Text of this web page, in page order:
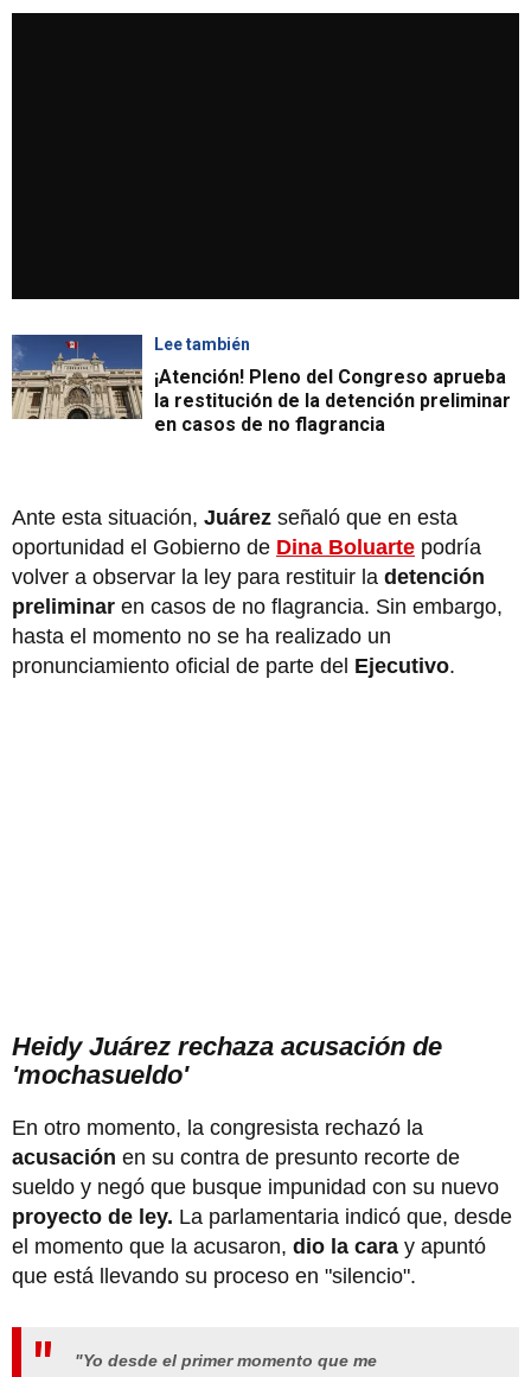
Lee también
¡Atención! Pleno del Congreso aprueba
la restitución de la detención preliminar
en casos de no flagrancia
Ante esta situación, Juárez señaló que en esta
oportunidad el Gobierno de Dina Boluarte podría
volver a observar la ley para restituir la detención
preliminar en casos de no flagrancia. Sin embargo,
hasta el momento no se ha realizado un
pronunciamiento oficial de parte del Ejecutivo.
Heidy Juárez rechaza acusación de
'mochasueldo'
En otro momento, la congresista rechazó la
acusación en su contra de presunto recorte de
sueldo y negó que busque impunidad con su nuevo
proyecto de ley. La parlamentaria indicó que, desde
el momento que la acusaron, dio la cara y apuntó
que está llevando su proceso en "silencio".
"Yo desde el primer momento que me